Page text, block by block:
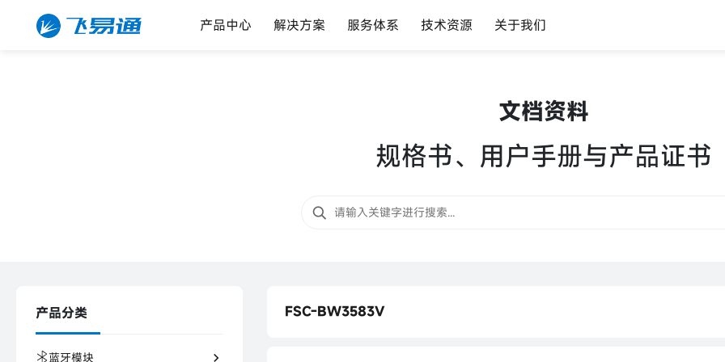
产品中心 解决方案 服务体系 技术资源 关于我们
文档资料
规格书、用户手册与产品证书
产品分类
蓝牙模块
FSC-BW3583V